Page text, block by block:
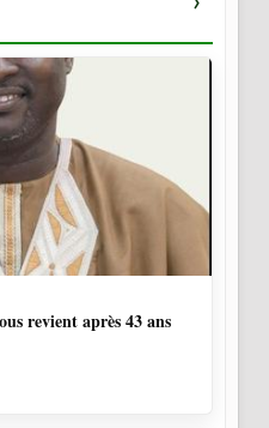
revient après 43 ans